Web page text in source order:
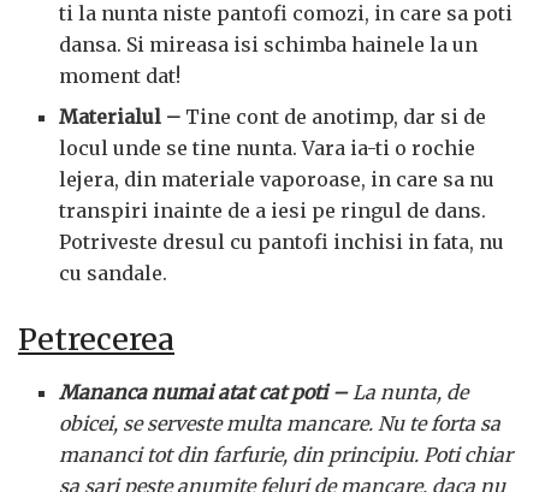
ti la nunta niste pantofi comozi, in care sa poti
dansa. Si mireasa isi schimba hainele la un
moment dat!
Materialul – Tine cont de anotimp, dar si de
locul unde se tine nunta. Vara ia-ti o rochie
lejera, din materiale vaporoase, in care sa nu
transpiri inainte de a iesi pe ringul de dans.
Potriveste dresul cu pantofi inchisi in fata, nu
cu sandale.
Petrecerea
Mananca numai atat cat poti – La nunta, de
obicei, se serveste multa mancare. Nu te forta sa
mananci tot din farfurie, din principiu. Poti chiar
sa sari peste anumite feluri de mancare, daca nu